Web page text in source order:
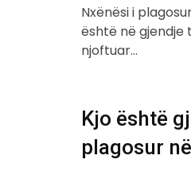
Nxënësi i
është në gjendje
njoftuar…
Kjo është
plagosur